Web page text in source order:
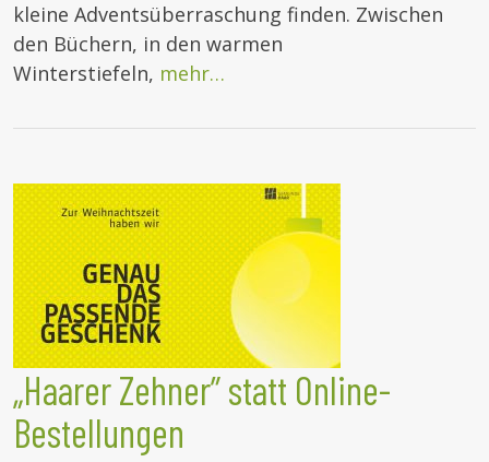
kleine Adventsüberraschung finden. Zwischen
den Büchern, in den warmen
Winterstiefeln, mehr…
„Haarer Zehner” statt Online-
Bestellungen